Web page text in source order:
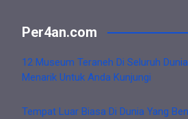
Per4an.com
12 Museum Teraneh Di Seluruh
Menarik Untuk Anda Kunjungi
Tempat Luar Biasa Di Dunia Yang